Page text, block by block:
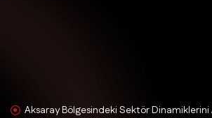
Aksaray Bölgesindeki Sektör Dinamiklerini